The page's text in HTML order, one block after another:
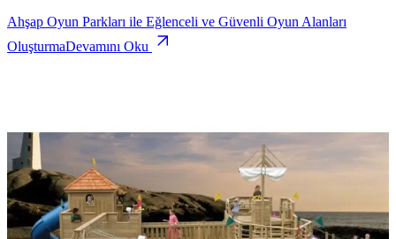
Ahşap Oyun Parkları ile Eğlenceli ve Güvenli Oyun Alanları
OluşturmaDevamını Oku